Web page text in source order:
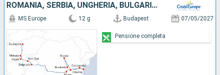
ROMANIA, SERBIA, UNGHERIA, BULGARIA, CROAZIA
MS Europe 12 g Budapest 07/05/2027
Pensione completa